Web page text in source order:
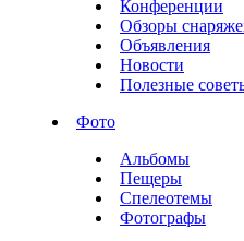
Конференции
Обзоры
Объявления
Новости
Полезные
Фото
Альбомы
Пещеры
Спелеотемы
Фотографы